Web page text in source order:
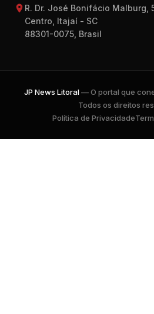
R. Dr. José Bonifácio Malburg,
Centro, Itajaí - SC
88301-0075, Brasil
JP News Litoral— O portal que
Todos os direitos
Política de Privacidade